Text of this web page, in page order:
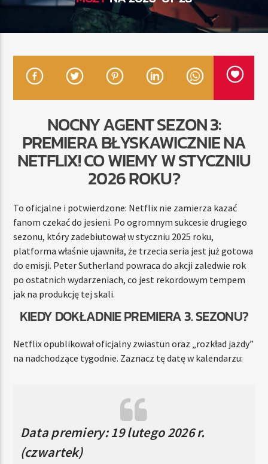
TYTUŁ
RADIO STREFA MUZY
00:00 21:00
Radio Strefa Muzy
NOCNY AGENT SEZON 3:
PREMIERA BŁYSKAWICZNIE NA
NETFLIX! CO WIEMY W STYCZNIU
2026 ROKU?
To oficjalne i potwierdzone: Netflix nie zamierza kazać
fanom czekać do jesieni. Po ogromnym sukcesie drugiego
sezonu, który zadebiutował w styczniu 2025 roku,
platforma właśnie ujawniła, że trzecia seria jest już gotowa
do emisji. Peter Sutherland powraca do akcji zaledwie rok
po ostatnich wydarzeniach, co jest rekordowym tempem
jak na produkcję tej skali.
KIEDY DOKŁADNIE PREMIERA 3. SEZONU?
Netflix opublikował oficjalny zwiastun oraz „rozkład jazdy”
na nadchodzące tygodnie. Zaznacz tę datę w kalendarzu:
Data premiery: 19 lutego 2026 r.
(czwartek)